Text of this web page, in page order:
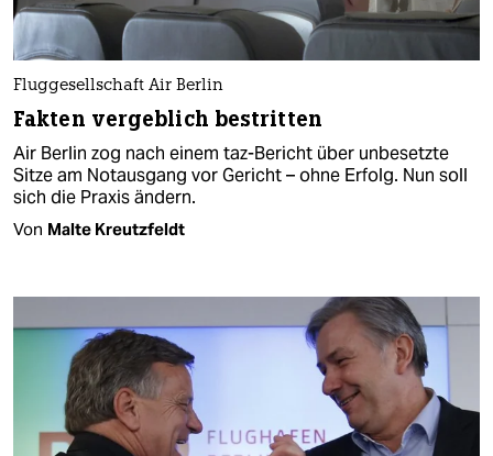
Fluggesellschaft Air Berlin
Fakten vergeblich bestritten
Air Berlin zog nach einem taz-Bericht über unbesetzte
Sitze am Notausgang vor Gericht – ohne Erfolg. Nun soll
sich die Praxis ändern.
Von Malte Kreutzfeldt